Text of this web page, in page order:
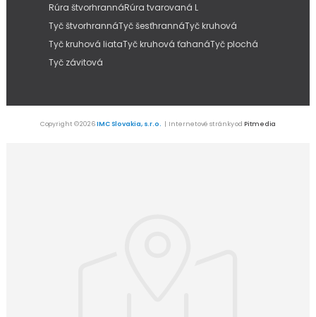
Rúra štvorhrannáRúra tvarovaná L
Tyč štvorhrannáTyč šesťhrannáTyč kruhová
Tyč kruhová liataTyč kruhová ťahanáTyč plochá
Tyč závitová
Copyright © 2026IMC Slovakia, s.r.o. | Internetové stránky od Pitmedia